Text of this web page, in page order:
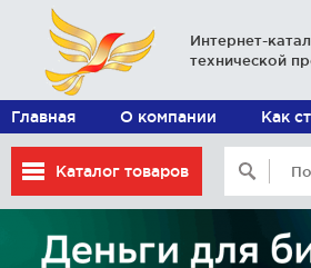
Интернет-
технической
Главная О компании Как
Каталог товаров